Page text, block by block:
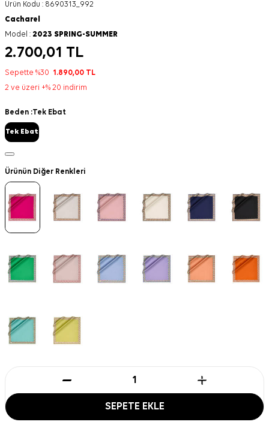
Ürün Kodu : 8690313_992
Cacharel
Model : 2023 SPRING-SUMMER
2.700,01 TL
Sepette %30 1.890,00 TL
2 ve üzeri +% 20 indirim
Beden :Tek Ebat
Tek Ebat
Ürünün Diğer Renkleri
SEPETE EKLE